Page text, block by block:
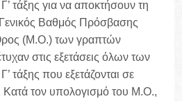
τάξης για να αποκτήσουν τη
Βαθμός Πρόσβασης
(Μ.Ο.) των γραπτών
στις εξετάσεις όλων των
τάξης που εξετάζονται σε
Κατά τον υπολογισμό του Μ.Ο.,